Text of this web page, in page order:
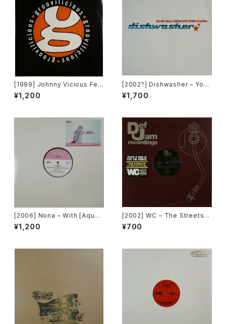
[1999] Johnny Vicious Fea
t. Dangerous Dave – Sanct
uary [Groovilicious]
¥1,200
[2002?] Dishwasher – You
Will Always Find Me In The
Kitchen At Parties [Ka2 Mu
¥1,700
[2006] Nona – With [Aqua]
[PROMO]
¥1,200
[2002] WC – The Streets
(Remix) [Def Jam Recordin
gs][PROMO]
¥700